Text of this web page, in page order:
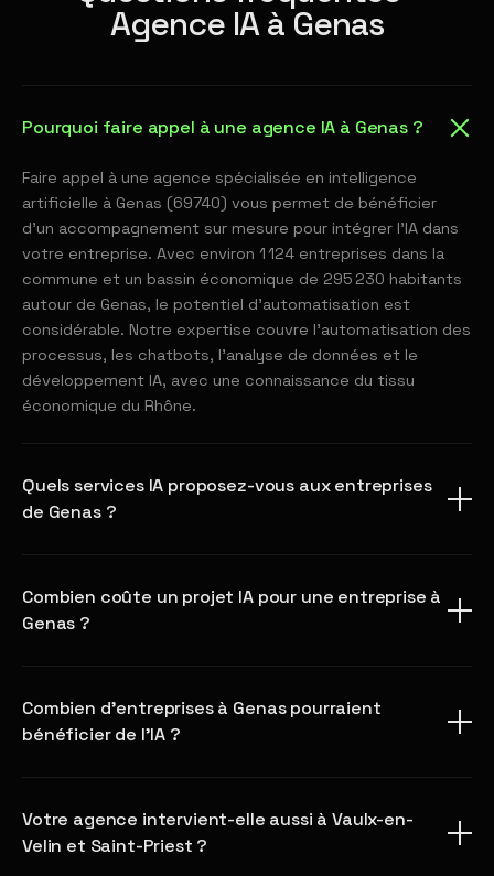
Agence IA à Genas
Pourquoi faire appel à une agence IA à Genas ?
Faire appel à une agence spécialisée en intelligence
artificielle à Genas (69740) vous permet de bénéficier
d'un accompagnement sur mesure pour intégrer l'IA dans
votre entreprise. Avec environ 1 124 entreprises dans la
commune et un bassin économique de 295 230 habitants
autour de Genas, le potentiel d'automatisation est
considérable. Notre expertise couvre l'automatisation des
processus, les chatbots, l'analyse de données et le
développement IA, avec une connaissance du tissu
économique du Rhône.
Quels services IA proposez-vous aux entreprises
de Genas ?
Combien coûte un projet IA pour une entreprise à
Genas ?
Combien d'entreprises à Genas pourraient
bénéficier de l'IA ?
Votre agence intervient-elle aussi à Vaulx-en-
Velin et Saint-Priest ?